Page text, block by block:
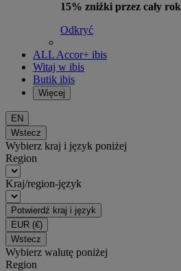
15% zniżki przez cały rok
Odkryć
ALL Accor+ ibis
Witaj w ibis
Butik ibis
Więcej
EN
Wstecz
Wybierz kraj i język poniżej
Region
Kraj/region-język
Potwierdź kraj i język
EUR (€)
Wstecz
Wybierz walutę poniżej
Region